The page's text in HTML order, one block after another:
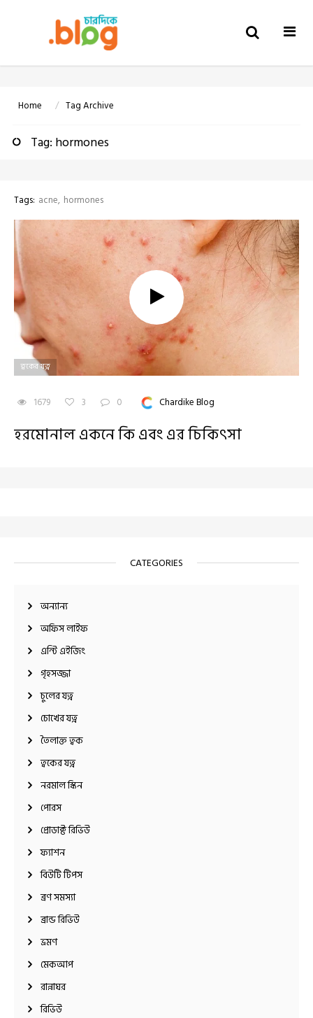
CATEGORIES
অন্যান্য
অফিস লাইফ
এন্টি এইজিং
গৃহসজ্জা
চুলের যত্ন
চোখের যত্ন
তৈলাক্ত ত্বক
ত্বকের যত্ন
নরমাল স্কিন
পোরস
প্রোডাক্ট রিভিউ
ফ্যাশন
বিউটি টিপস
ব্রণ সমস্যা
ব্রান্ড রিভিউ
ভ্রমণ
মেকআপ
রান্নাঘর
রিভিউ
Home Tag Archive
Tag: hormones
Tags: acne hormones
ত্বকের যত্ন
1679 3 0 Chardike Blog
হরমোনাল একনে কি এবং এর চিকিৎসা